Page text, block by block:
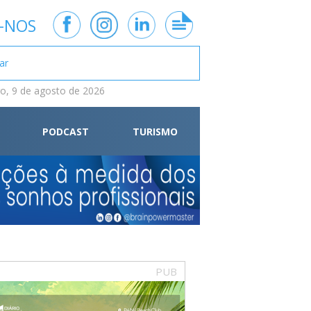
9 de agosto de 2026
PODCAST TURISMO
PUB